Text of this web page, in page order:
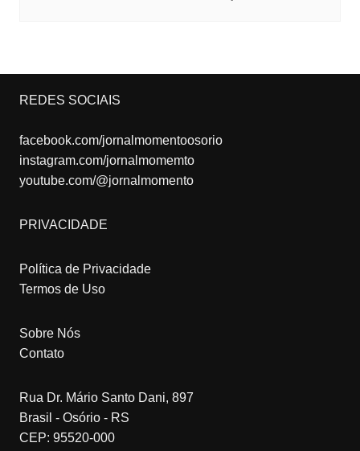
REDES SOCIAIS
facebook.com/jornalmomentoosorio
instagram.com/jornalmomemto
youtube.com/@jornalmomento
PRIVACIDADE
Política de Privacidade
Termos de Uso
Sobre Nós
Contato
Rua Dr. Mário Santo Dani, 897
Brasil - Osório - RS
CEP: 95520-000